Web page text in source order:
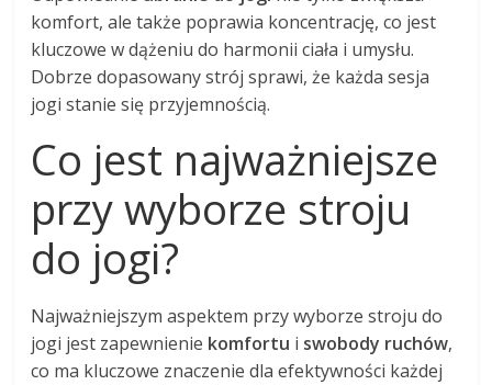
komfort, ale także poprawia koncentrację, co jest
kluczowe w dążeniu do harmonii ciała i umysłu.
Dobrze dopasowany strój sprawi, że każda sesja
jogi stanie się przyjemnością.
Co jest najważniejsze
przy wyborze stroju
do jogi?
Najważniejszym aspektem przy wyborze stroju do
jogi jest zapewnienie komfortu i swobody ruchów,
co ma kluczowe znaczenie dla efektywności każdej